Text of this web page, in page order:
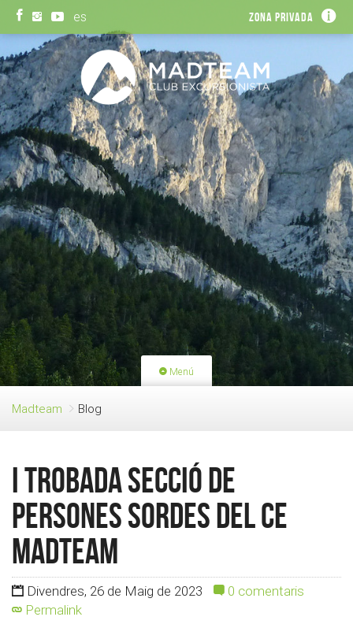
es Zona privada
Menú
PORTADA
QUI SOM
FES-TE SOCI
Madteam Blog
I Trobada Secció de
Persones Sordes del CE
Madteam
Divendres, 26 de Maig de 2023
0 comentaris
Permalink